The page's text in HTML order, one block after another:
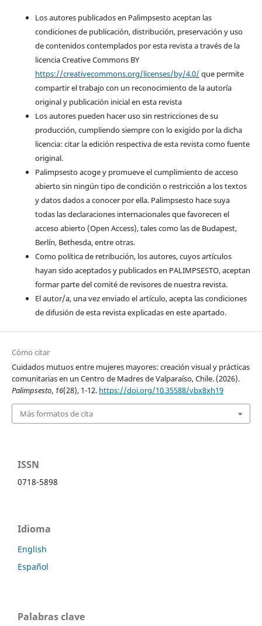
Los autores publicados en Palimpsesto aceptan las
condiciones de publicación, distribución, preservación y uso
de contenidos contemplados por esta revista a través de la
licencia Creative Commons BY
https://creativecommons.org/licenses/by/4.0/ que permite
compartir el trabajo con un reconocimiento de la autoría
original y publicación inicial en esta revista
Los autores pueden hacer uso sin restricciones de su
producción, cumpliendo siempre con lo exigido por la dicha
licencia: citar la edición respectiva de esta revista como fuente
original.
Palimpsesto acoge y promueve el cumplimiento de acceso
abierto sin ningún tipo de condición o restricción a los textos
y datos dados a conocer por ella. Palimpsesto hace suya
todas las declaraciones internacionales que favorecen el
acceso abierto (Open Access), tales como las de Budapest,
Berlín, Bethesda, entre otras.
Como política de retribución, los autores, cuyos artículos
hayan sido aceptados y publicados en PALIMPSESTO, aceptan
formar parte del comité de revisores de nuestra revista.
El autor/a, una vez enviado el artículo, acepta las condiciones
de difusión de esta revista explicadas en este apartado.
Cómo citar
Cuidados mutuos entre mujeres mayores: creación visual y prácticas
comunitarias en un Centro de Madres de Valparaíso, Chile. (2026).
Palimpsesto, 16(28), 1-12. https://doi.org/10.35588/vbx8xh19
Más formatos de cita
ISSN
0718-5898
Idioma
English
Español
Palabras clave